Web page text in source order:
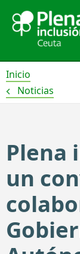
contenido
Inicio
Noticias
Plena
un